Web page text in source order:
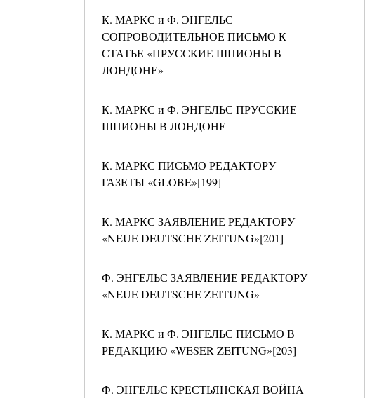
К. МАРКС и Ф. ЭНГЕЛЬС
СОПРОВОДИТЕЛЬНОЕ ПИСЬМО К
СТАТЬЕ «ПРУССКИЕ ШПИОНЫ В
ЛОНДОНЕ»
К. МАРКС и Ф. ЭНГЕЛЬС ПРУССКИЕ
ШПИОНЫ В ЛОНДОНЕ
К. МАРКС ПИСЬМО РЕДАКТОРУ
ГАЗЕТЫ «GLOBE»[199]
К. МАРКС ЗАЯВЛЕНИЕ РЕДАКТОРУ
«NEUE DEUTSCHE ZEITUNG»[201]
Ф. ЭНГЕЛЬС ЗАЯВЛЕНИЕ РЕДАКТОРУ
«NEUE DEUTSCHE ZEITUNG»
К. МАРКС и Ф. ЭНГЕЛЬС ПИСЬМО В
РЕДАКЦИЮ «WESER-ZEITUNG»[203]
Ф. ЭНГЕЛЬС КРЕСТЬЯНСКАЯ ВОЙНА